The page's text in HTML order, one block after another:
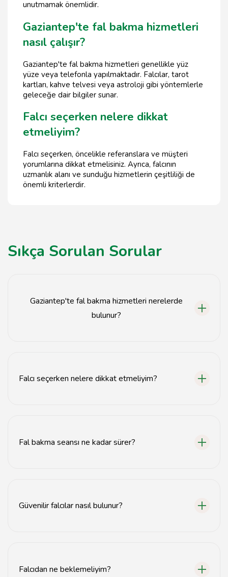
unutmamak önemlidir.
Gaziantep'te fal bakma hizmetleri
nasıl çalışır?
Gaziantep'te fal bakma hizmetleri genellikle yüz
yüze veya telefonla yapılmaktadır. Falcılar, tarot
kartları, kahve telvesi veya astroloji gibi yöntemlerle
geleceğe dair bilgiler sunar.
Falcı seçerken nelere dikkat
etmeliyim?
Falcı seçerken, öncelikle referanslara ve müşteri
yorumlarına dikkat etmelisiniz. Ayrıca, falcının
uzmanlık alanı ve sunduğu hizmetlerin çeşitliliği de
önemli kriterlerdir.
Sıkça Sorulan Sorular
Gaziantep'te fal bakma hizmetleri nerelerde
bulunur?
bulunmaktadır.
Falcı seçerken nelere dikkat etmeliyim?
Fal bakma seansı ne kadar sürer?
Güvenilir falcılar nasıl bulunur?
Falcıdan ne beklemeliyim?